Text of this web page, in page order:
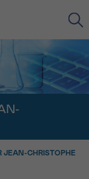
JEAN-CHRISTOPHE
vos
Confirmation